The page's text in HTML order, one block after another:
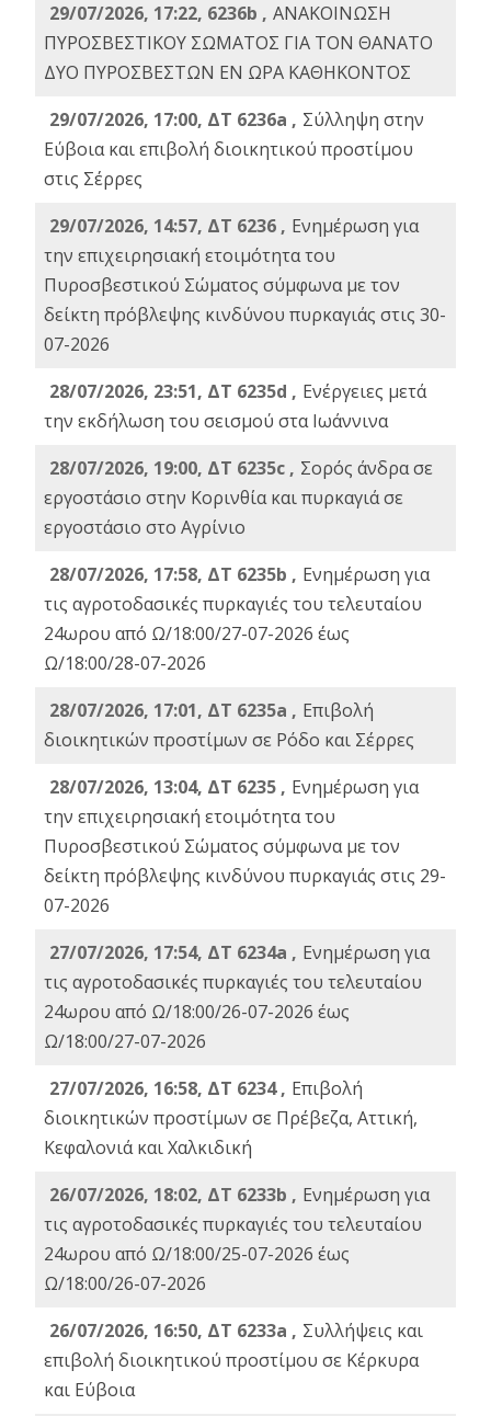
29/07/2026, 17:22, 6236b , ΑΝΑΚΟΙΝΩΣΗ
ΠΥΡΟΣΒΕΣΤΙΚΟΥ ΣΩΜΑΤΟΣ ΓΙΑ ΤΟΝ ΘΑΝΑΤΟ
ΔΥΟ ΠΥΡΟΣΒΕΣΤΩΝ ΕΝ ΩΡΑ ΚΑΘΗΚΟΝΤΟΣ
29/07/2026, 17:00, ΔΤ 6236a , Σύλληψη στην
Εύβοια και επιβολή διοικητικού προστίμου
στις Σέρρες
29/07/2026, 14:57, ΔΤ 6236 , Ενημέρωση για
την επιχειρησιακή ετοιμότητα του
Πυροσβεστικού Σώματος σύμφωνα με τον
δείκτη πρόβλεψης κινδύνου πυρκαγιάς στις 30-
07-2026
28/07/2026, 23:51, ΔΤ 6235d , Ενέργειες μετά
την εκδήλωση του σεισμού στα Ιωάννινα
28/07/2026, 19:00, ΔΤ 6235c , Σορός άνδρα σε
εργοστάσιο στην Κορινθία και πυρκαγιά σε
εργοστάσιο στο Αγρίνιο
28/07/2026, 17:58, ΔΤ 6235b , Ενημέρωση για
τις αγροτοδασικές πυρκαγιές του τελευταίου
24ωρου από Ω/18:00/27-07-2026 έως
Ω/18:00/28-07-2026
28/07/2026, 17:01, ΔΤ 6235a , Eπιβολή
διοικητικών προστίμων σε Ρόδο και Σέρρες
28/07/2026, 13:04, ΔΤ 6235 , Ενημέρωση για
την επιχειρησιακή ετοιμότητα του
Πυροσβεστικού Σώματος σύμφωνα με τον
δείκτη πρόβλεψης κινδύνου πυρκαγιάς στις 29-
07-2026
27/07/2026, 17:54, ΔΤ 6234a , Ενημέρωση για
τις αγροτοδασικές πυρκαγιές του τελευταίου
24ωρου από Ω/18:00/26-07-2026 έως
Ω/18:00/27-07-2026
27/07/2026, 16:58, ΔΤ 6234 , Eπιβολή
διοικητικών προστίμων σε Πρέβεζα, Αττική,
Κεφαλονιά και Χαλκιδική
26/07/2026, 18:02, ΔΤ 6233b , Ενημέρωση για
τις αγροτοδασικές πυρκαγιές του τελευταίου
24ωρου από Ω/18:00/25-07-2026 έως
Ω/18:00/26-07-2026
26/07/2026, 16:50, ΔΤ 6233a , Συλλήψεις και
επιβολή διοικητικού προστίμου σε Κέρκυρα
και Εύβοια